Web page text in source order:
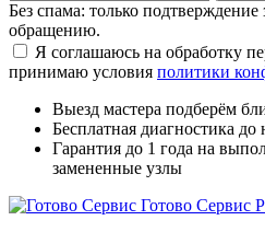
Без спама: только
обращению.
Я соглашаюсь на обработку
принимаю условия политики
Выезд мастера подберём
Бесплатная диагностика до
Гарантия до 1 года на
замененные узлы
Готово Сервис